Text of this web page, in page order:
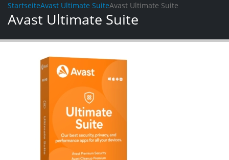
StartseiteAvast Ultimate SuiteAvast Ultimate Suite
Avast Ultimate Suite